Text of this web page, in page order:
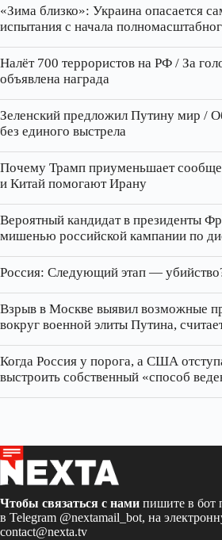
«Зима близко»: Украина опасается
испытания с начала
Налёт 700 террористов на РФ / За
объявлена награда
Зеленский предложил Путину мир /
без единого выстрела
Почему Трамп приуменьшает
и Китай помогают Ирану
Вероятный кандидат в президенты
мишенью российской кампании по
Россия: Следующий этап —
Взрыв в Москве выявил возможные
вокруг военной элиты Путина,
Когда Россия у порога, а США
выстроить собственный «способ
Чтобы связаться с нами пишите в бот
в Telegram @nextamail_bot, на
contact@nexta.tv